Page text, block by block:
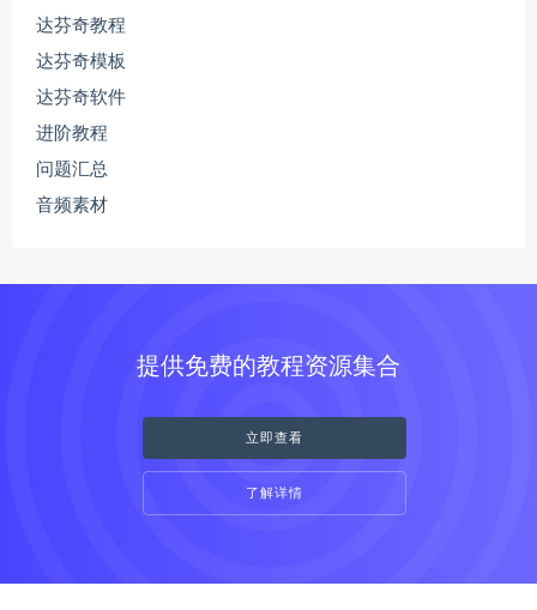
达芬奇教程
达芬奇模板
达芬奇软件
进阶教程
问题汇总
音频素材
提供免费的教程资源集合
立即查看
了解详情